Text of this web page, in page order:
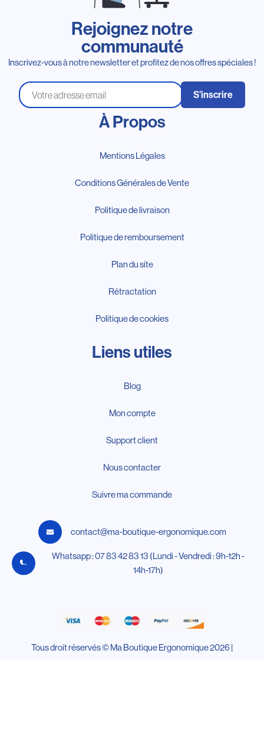
Rejoignez notre
communauté
Inscrivez-vous à notre newsletter et profitez de nos offres spéciales !
S’inscrire
À Propos
Mentions Légales
Conditions Générales de Vente
Politique de livraison
Politique de remboursement
Plan du site
Rétractation
Politique de cookies
Liens utiles
Blog
Mon compte
Support client
Nous contacter
Suivre ma commande
contact@ma-boutique-ergonomique.com
Whatsapp : 07 83 42 83 13 (Lundi - Vendredi : 9h-12h -
14h-17h)
Tous droit réservés © Ma Boutique Ergonomique 2026 |